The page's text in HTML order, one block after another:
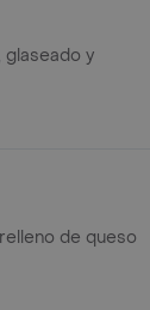
glaseado y
de queso